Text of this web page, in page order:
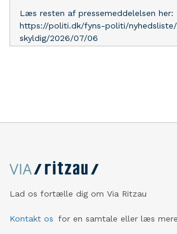
Læs resten af pressemeddelelsen her:
https://politi.dk/fyns-politi/
skyldig/2026/07/06
Lad os fortælle dig om Via Ritzau
Kontakt os for en samtale eller læs